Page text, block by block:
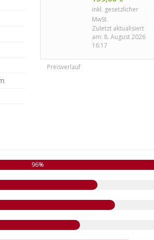
inkl. gesetzlicher
MwSt.
Zuletzt aktualisiert
am: 8. August 2026
16:17
Preisverlauf
96%